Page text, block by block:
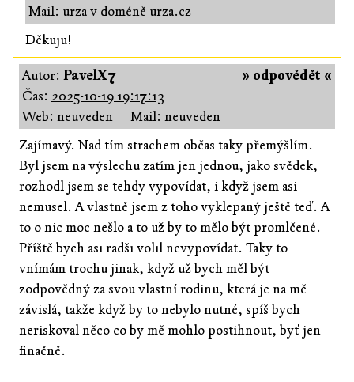
Mail: urza v doméně urza.cz
Děkuju!
» odpovědět «
Autor: PavelX7
Čas: 2025-10-19 19:17:13
Web: neuveden
Mail: neuveden
Zajímavý. Nad tím strachem občas taky přemýšlím.
Byl jsem na výslechu zatím jen jednou, jako svědek,
rozhodl jsem se tehdy vypovídat, i když jsem asi
nemusel. A vlastně jsem z toho vyklepaný ještě teď. A
to o nic moc nešlo a to už by to mělo být promlčené.
Příště bych asi radši volil nevypovídat. Taky to
vnímám trochu jinak, když už bych měl být
zodpovědný za svou vlastní rodinu, která je na mě
závislá, takže když by to nebylo nutné, spíš bych
neriskoval něco co by mě mohlo postihnout, byť jen
finačně.